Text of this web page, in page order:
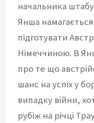
начальника
Янша
підготувати
Німеччиною. В
про те що
шанс на успіх у
випадку війни,
рубіж на річці